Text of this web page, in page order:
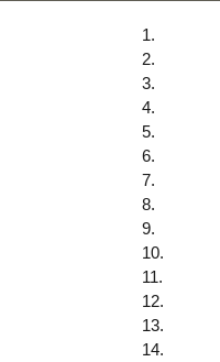
1.
2.
3.
4.
5.
6.
7.
8.
9.
10.
11.
12.
13.
14.